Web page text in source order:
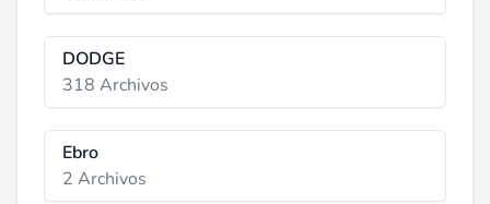
DODGE
318 Archivos
Ebro
2 Archivos